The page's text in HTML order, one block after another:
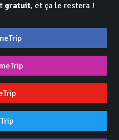
gratuit, et ça le restera !